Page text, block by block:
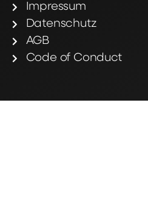
Impressum
Datenschutz
AGB
Code of Conduct